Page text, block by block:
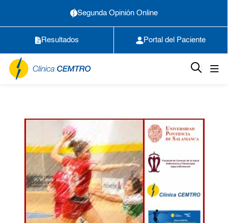
Segunda Opinión Online
Resultados Portal del Paciente